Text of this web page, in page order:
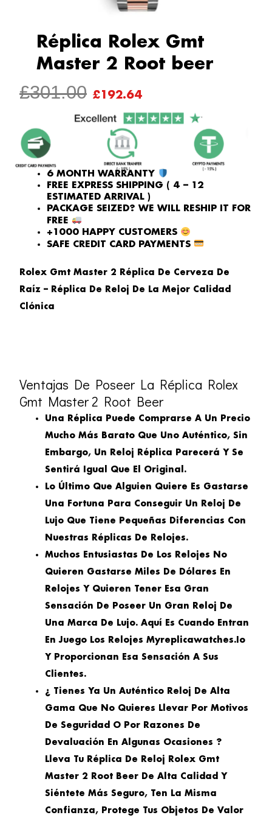
Réplica Rolex Gmt
Master 2 Root beer
£301.00 ORIGINAL
PRICE
WAS:
£301.00.
£192.64
PRICE
IS:
£192.64.
6 MONTH WARRANTY
FREE EXPRESS SHIPPING ( 4 – 12
ESTIMATED ARRIVAL )
PACKAGE SEIZED? WE WILL RESHIP IT FOR
FREE
+1000 HAPPY CUSTOMERS
SAFE CREDIT CARD PAYMENTS
Rolex Gmt Master 2 Réplica De Cerveza De
Raíz – Réplica De Reloj De La Mejor Calidad
Clónica
Ventajas De Poseer La Réplica Rolex
Gmt Master 2 Root Beer
Una Réplica Puede Comprarse A Un Precio
Mucho Más Barato Que Uno Auténtico, Sin
Embargo, Un Reloj Réplica Parecerá Y Se
Sentirá Igual Que El Original.
Lo Último Que Alguien Quiere Es Gastarse
Una Fortuna Para Conseguir Un Reloj De
Lujo Que Tiene Pequeñas Diferencias Con
Nuestras Réplicas De Relojes.
Muchos Entusiastas De Los Relojes No
Quieren Gastarse Miles De Dólares En
Relojes Y Quieren Tener Esa Gran
Sensación De Poseer Un Gran Reloj De
Una Marca De Lujo. Aquí Es Cuando Entran
En Juego Los Relojes Myreplicawatches.io
Y Proporcionan Esa Sensación A Sus
Clientes.
¿ Tienes Ya Un Auténtico Reloj De Alta
Gama Que No Quieres Llevar Por Motivos
De Seguridad O Por Razones De
Devaluación En Algunas Ocasiones ?
Lleva Tu Réplica De Reloj Rolex Gmt
Master 2 Root Beer De Alta Calidad Y
Siéntete Más Seguro, Ten La Misma
Confianza, Protege Tus Objetos De Valor